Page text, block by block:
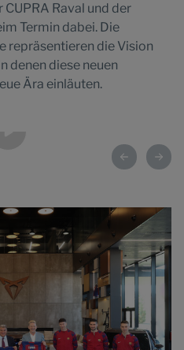
Raval und der
Termin dabei. Die
repräsentieren die Vision
denen diese neuen
Ära einläuten.